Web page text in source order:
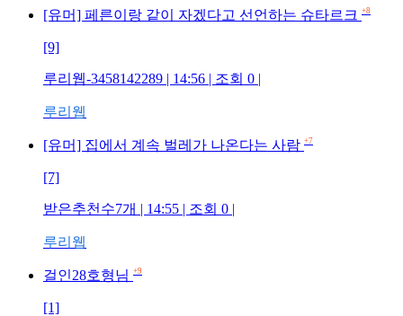
[유머] 페른이랑 같이 자겠다고 선언하는 슈타르크 +8
[9]
루리웹-3458142289 | 14:56 | 조회 0 |
루리웹
[유머] 집에서 계속 벌레가 나온다는 사람 +7
[7]
받은추천수7개 | 14:55 | 조회 0 |
루리웹
걸인28호형님 +9
[1]